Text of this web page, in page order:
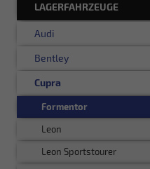
LAGERFAHRZEUGE
Audi
Bentley
Cupra
Formentor
Leon
Leon Sportstourer